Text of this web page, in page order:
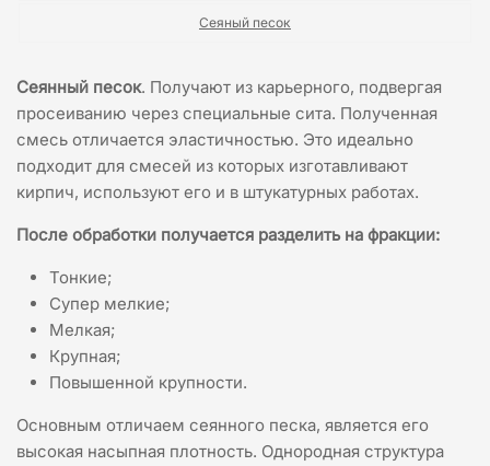
Сеяный песок
Сеянный песок. Получают из карьерного, подвергая
просеиванию через специальные сита. Полученная
смесь отличается эластичностью. Это идеально
подходит для смесей из которых изготавливают
кирпич, используют его и в штукатурных работах.
После обработки получается разделить на фракции:
Тонкие;
Супер мелкие;
Мелкая;
Крупная;
Повышенной крупности.
Основным отличаем сеянного песка, является его
высокая насыпная плотность. Однородная структура